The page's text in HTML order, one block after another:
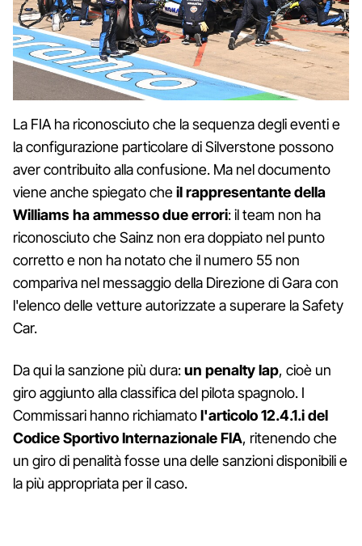
La FIA ha riconosciuto che la sequenza degli eventi e
la configurazione particolare di Silverstone possono
aver contribuito alla confusione. Ma nel documento
viene anche spiegato cheil rappresentante della
Williams ha ammesso due errori: il team non ha
riconosciuto che Sainz non era doppiato nel punto
corretto e non ha notato che il numero 55 non
compariva nel messaggio della Direzione di Gara con
l'elenco delle vetture autorizzate a superare la Safety
Car.
Da qui la sanzione più dura:un penalty lap, cioè un
giro aggiunto alla classifica del pilota spagnolo. I
Commissari hanno richiamatol'articolo 12.4.1.i del
Codice Sportivo Internazionale FIA, ritenendo che
un giro di penalità fosse una delle sanzioni disponibili e
la più appropriata per il caso.